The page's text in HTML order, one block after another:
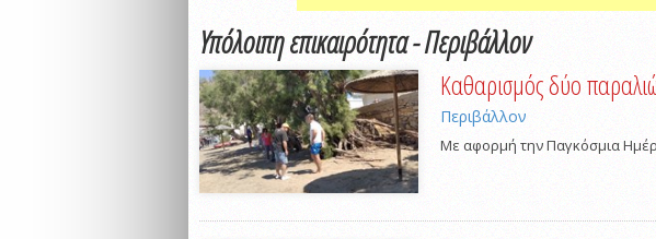
Υπόλοιπη επικαιρότητα - Περιβάλλον
Καθαρισμός δύο
Περιβάλλον
Με αφορμή την Παγκόσμια